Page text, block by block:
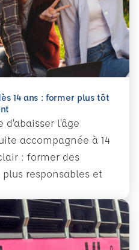
14 ans : former plus tôt
d’abaisser l’âge
accompagnée à 14
: former des
responsables et
14 ans : former plus tôt pour